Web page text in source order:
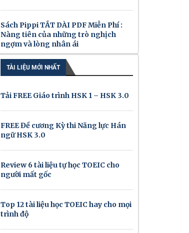
Sách Pippi TẤT DÀI PDF Miễn Phí :
Nàng tiên của những trò nghịch
ngợm và lòng nhân ái
TÀI LIỆU MỚI NHẤT
Tải FREE Giáo trình HSK 1 – HSK 3.0
FREE Đề cương Kỳ thi Năng lực Hán
ngữ HSK 3.0
Review 6 tài liệu tự học TOEIC cho
người mất gốc
Top 12 tài liệu học TOEIC hay cho mọi
trình độ